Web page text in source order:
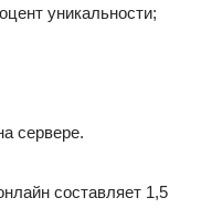
уникальности;
сервере.
составляет 1,5